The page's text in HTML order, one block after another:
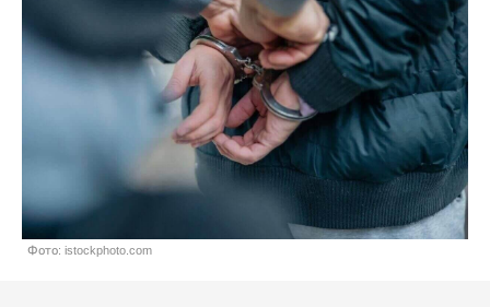
Фото: istockphoto.com